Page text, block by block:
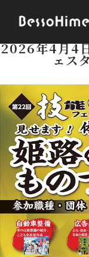
2026年4月4
ェス